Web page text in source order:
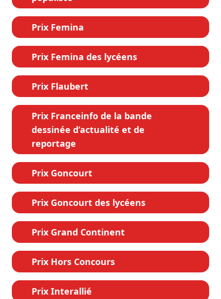
Prix Femina
Prix Femina des lycéens
Prix Flaubert
Prix Franceinfo de la bande
dessinée d’actualité et de
reportage
Prix Goncourt
Prix Goncourt des lycéens
Prix Grand Continent
Prix Hors Concours
Prix Interallié